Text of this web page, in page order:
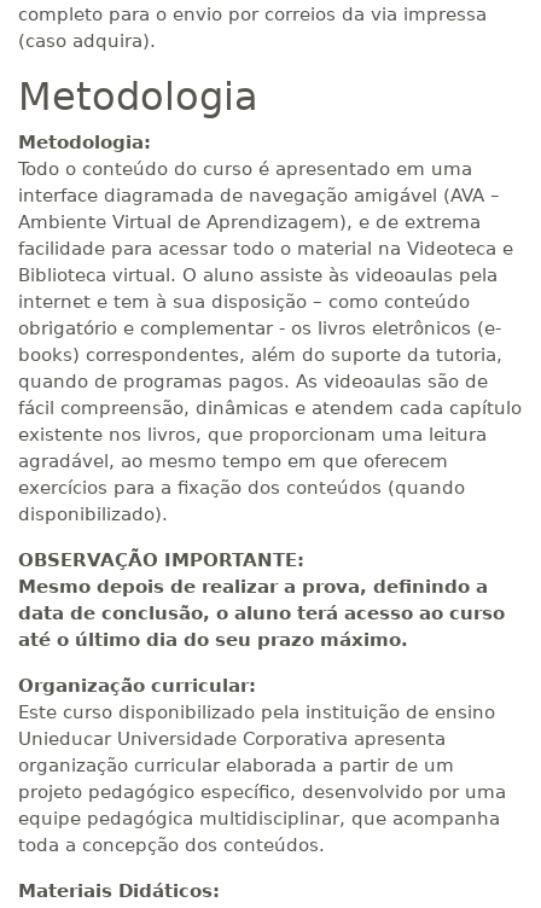
completo para o envio por correios da via impressa
(caso adquira).
Metodologia
Metodologia:
Todo o conteúdo do curso é apresentado em uma
interface diagramada de navegação amigável (AVA –
Ambiente Virtual de Aprendizagem), e de extrema
facilidade para acessar todo o material na Videoteca e
Biblioteca virtual. O aluno assiste às videoaulas pela
internet e tem à sua disposição – como conteúdo
obrigatório e complementar - os livros eletrônicos (e-
books) correspondentes, além do suporte da tutoria,
quando de programas pagos. As videoaulas são de
fácil compreensão, dinâmicas e atendem cada capítulo
existente nos livros, que proporcionam uma leitura
agradável, ao mesmo tempo em que oferecem
exercícios para a fixação dos conteúdos (quando
disponibilizado).
OBSERVAÇÃO IMPORTANTE:
Mesmo depois de realizar a prova, definindo a
data de conclusão, o aluno terá acesso ao curso
até o último dia do seu prazo máximo.
Organização curricular:
Este curso disponibilizado pela instituição de ensino
Unieducar Universidade Corporativa apresenta
organização curricular elaborada a partir de um
projeto pedagógico específico, desenvolvido por uma
equipe pedagógica multidisciplinar, que acompanha
toda a concepção dos conteúdos.
Materiais Didáticos: